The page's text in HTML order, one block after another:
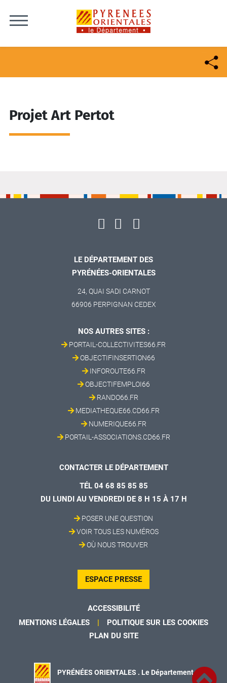
Projet Art Pertot
LE DÉPARTEMENT DES
PYRÉNÉES-ORIENTALES
24, QUAI SADI CARNOT
66906 PERPIGNAN CEDEX
NOS AUTRES SITES :
PORTAIL-COLLECTIVITES66.FR
OBJECTIFINSERTION66
INFOROUTE66.FR
OBJECTIFEMPLOI66
RANDO66.FR
MEDIATHEQUE66.CD66.FR
NUMERIQUE66.FR
PORTAIL-ASSOCIATIONS.CD66.FR
CONTACTER LE DÉPARTEMENT
TÉL 04 68 85 85 85
DU LUNDI AU VENDREDI DE 8 H 15 À 17 H
POSER UNE QUESTION
VOIR TOUS LES NUMÉROS
OÙ NOUS TROUVER
ESPACE PRESSE
ACCESSIBILITÉ
MENTIONS LÉGALES
POLITIQUE SUR LES COOKIES
PLAN DU SITE
PYRÉNÉES ORIENTALES . Le Département